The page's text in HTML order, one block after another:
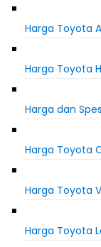
Harga Toyota
Harga Toyota
Harga dan
Harga Toyota
Harga Toyota
Harga Toyota